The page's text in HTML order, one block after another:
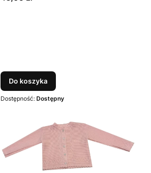
Do koszyka
Dostępność: Dostępny